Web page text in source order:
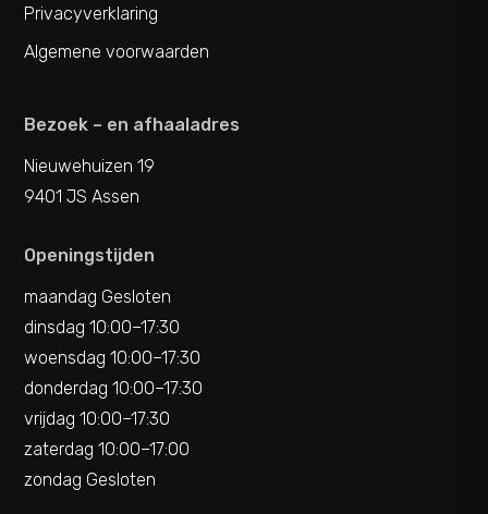
Privacyverklaring
Algemene voorwaarden
Bezoek – en afhaaladres
Nieuwehuizen 19
9401 JS Assen
Openingstijden
maandag Gesloten
dinsdag 10:00–17:30
woensdag 10:00–17:30
donderdag 10:00–17:30
vrijdag 10:00–17:30
zaterdag 10:00–17:00
zondag Gesloten